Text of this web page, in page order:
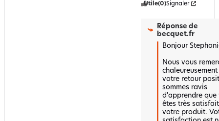
Utile(0)Signaler
Réponse de
becquet.fr
Bonjour
Nous vous
votre retour
sommes ravis
d'apprendre que
êtes très
votre produit.